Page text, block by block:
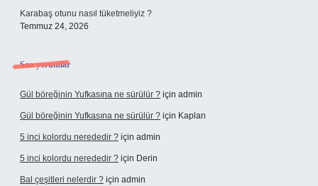
Karabaş otunu nasıl tüketmeliyiz ?
Temmuz 24, 2026
Son yorumlar
Gül böreğinin Yufkasına ne sürülür ? için admin
Gül böreğinin Yufkasına ne sürülür ? için Kaplan
5 inci kolordu nerededir ? için admin
5 inci kolordu nerededir ? için Derin
Bal çeşitleri nelerdir ? için admin